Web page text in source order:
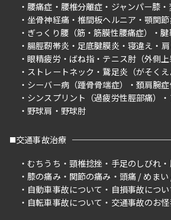
腰痛症
腰椎分離症 ジャンパー膝
坐骨神経痛
椎間板ヘルニア 顎関
ぎっくり腰（筋・筋膜性腰痛症）
腱
腸脛靭帯炎
足底腱膜炎 寝違え
眼精疲労
ばね指
テニス肘（外側上
ストレートネック
鵞足炎（がそくえ
シーバー病（踵骨骨端症）
頚肩腕
シンスプリント（過疲労性脛部痛）
野球肩
野球肘
交通事故治療
むちうち
頸椎捻挫 手足のしびれ
膝の痛み
関節の痛み
頭痛 / めま
自動車事故について
自損事故につ
自転車事故について
交通事故のお